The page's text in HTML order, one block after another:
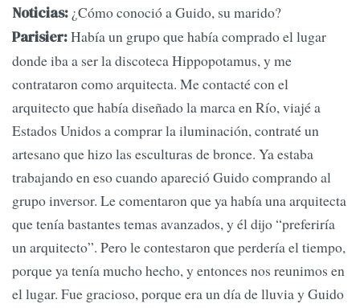
Noticias: ¿Cómo conoció a Guido, su marido?
Parisier:Había un grupo que había comprado el lugar
donde iba a ser la discoteca Hippopotamus, y me
contrataron como arquitecta. Me contacté con el
arquitecto que había diseñado la marca en Río, viajé a
Estados Unidos a comprar la iluminación, contraté un
artesano que hizo las esculturas de bronce. Ya estaba
trabajando en eso cuando apareció Guido comprando al
grupo inversor. Le comentaron que ya había una arquitecta
que tenía bastantes temas avanzados, y él dijo “preferiría
un arquitecto”. Pero le contestaron que perdería el tiempo,
porque ya tenía mucho hecho, y entonces nos reunimos en
el lugar. Fue gracioso, porque era un día de lluvia y Guido